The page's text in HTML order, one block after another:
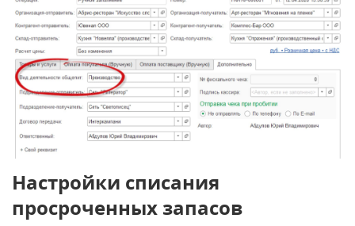
Настройки списания
просроченных запасов